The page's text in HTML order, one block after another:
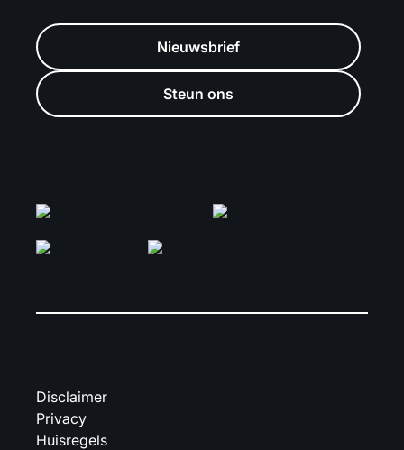
Nieuwsbrief
Steun ons
Disclaimer
Privacy
Huisregels